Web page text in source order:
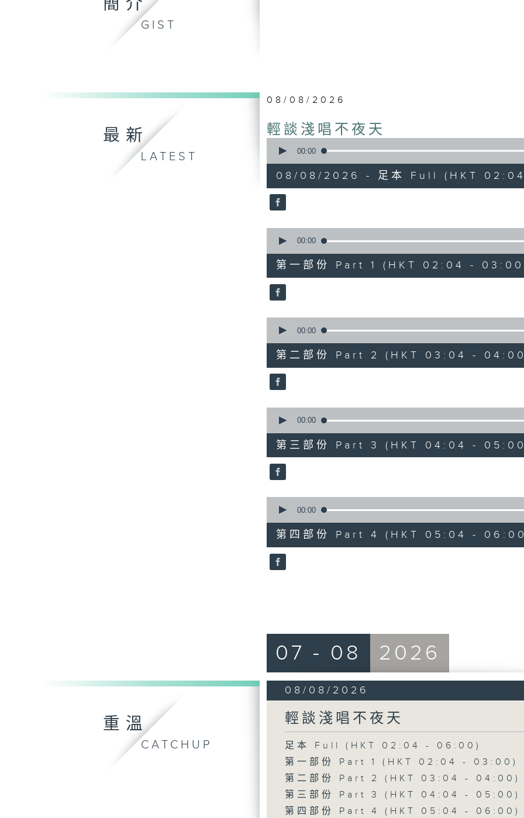
簡介
GIST
最新
LATEST
08/08/2026
輕談淺唱不夜天
seconds
hours,
44
minutes,
0
90%
00:00
08/08/2026 - 足本 Full (HKT
seconds
56
minutes,
10
seconds
90%
00:00
第一部份 Part 1 (HKT 02:04 -
seconds
56
minutes,
19
seconds
90%
00:00
第二部份 Part 2 (HKT 03:04 -
seconds
56
minutes,
20
seconds
90%
00:00
第三部份 Part 3 (HKT 04:04 -
seconds
56
minutes,
9
seconds
90%
00:00
第四部份 Part 4 (HKT 05:04 -
重溫
CATCHUP
07 - 08 2026
08/08/2026
輕談淺唱不夜天
足本 Full (HKT 02:04 - 06:00)
第一部份 Part 1 (HKT 02:04 - 03:00)
第二部份 Part 2 (HKT 03:04 - 04:00)
第三部份 Part 3 (HKT 04:04 - 05:00)
第四部份 Part 4 (HKT 05:04 - 06:00)